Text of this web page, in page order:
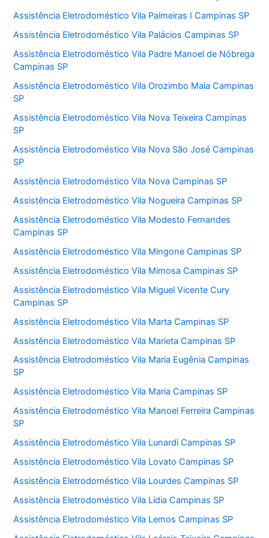
Assistência Eletrodoméstico Vila Palmeiras I Campinas SP
Assistência Eletrodoméstico Vila Palácios Campinas SP
Assistência Eletrodoméstico Vila Padre Manoel de Nóbrega
Campinas SP
Assistência Eletrodoméstico Vila Orozimbo Maia Campinas
SP
Assistência Eletrodoméstico Vila Nova Teixeira Campinas
SP
Assistência Eletrodoméstico Vila Nova São José Campinas
SP
Assistência Eletrodoméstico Vila Nova Campinas SP
Assistência Eletrodoméstico Vila Nogueira Campinas SP
Assistência Eletrodoméstico Vila Modesto Fernandes
Campinas SP
Assistência Eletrodoméstico Vila Mingone Campinas SP
Assistência Eletrodoméstico Vila Mimosa Campinas SP
Assistência Eletrodoméstico Vila Miguel Vicente Cury
Campinas SP
Assistência Eletrodoméstico Vila Marta Campinas SP
Assistência Eletrodoméstico Vila Marieta Campinas SP
Assistência Eletrodoméstico Vila Maria Eugênia Campinas
SP
Assistência Eletrodoméstico Vila Maria Campinas SP
Assistência Eletrodoméstico Vila Manoel Ferreira Campinas
SP
Assistência Eletrodoméstico Vila Lunardi Campinas SP
Assistência Eletrodoméstico Vila Lovato Campinas SP
Assistência Eletrodoméstico Vila Lourdes Campinas SP
Assistência Eletrodoméstico Vila Lídia Campinas SP
Assistência Eletrodoméstico Vila Lemos Campinas SP